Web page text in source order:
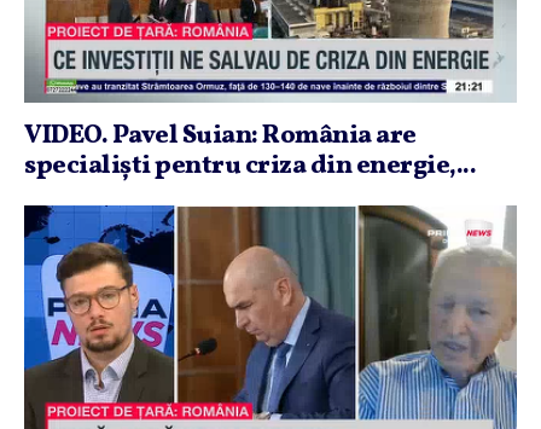
VIDEO. Pavel Suian: România are
specialişti pentru criza din energie,...